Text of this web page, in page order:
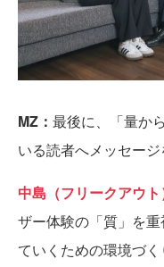
MZ： 最後に、「量か
いる読者へメッセージ
中島（フリークアウト
ザー体験の「質」を
ていくための環境づ